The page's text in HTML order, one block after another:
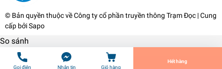
© Bản quyền thuộc vềCông ty cổ phần truyền thông Trạm Đọc | Cung
cấp bởiSapo
So sánh
Tiến Hành Thanh Toán
Gọi điện Nhắn tin Giỏ hàng
Hết hàng